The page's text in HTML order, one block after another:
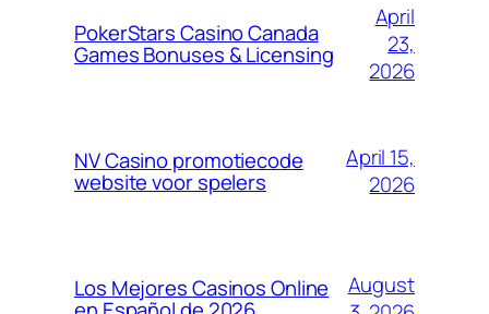
PokerStars Casino Canada
Games Bonuses & Licensing
April
23,
2026
NV Casino promotiecode
website voor spelers
April 15,
2026
Los Mejores Casinos Online
August